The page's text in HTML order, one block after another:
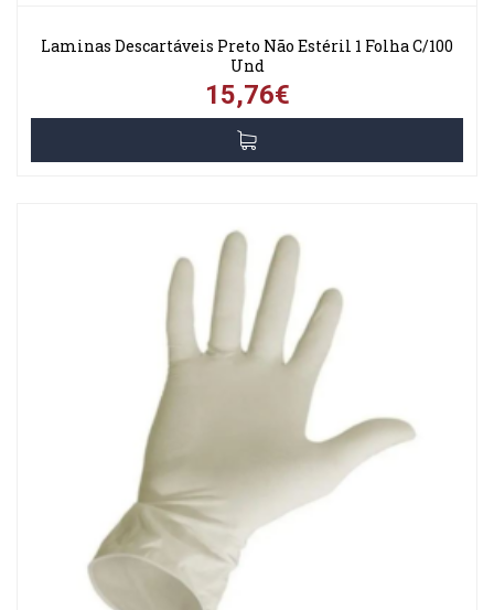
Laminas Descartáveis Preto Não Estéril 1 Folha C/100
Und
15,76€